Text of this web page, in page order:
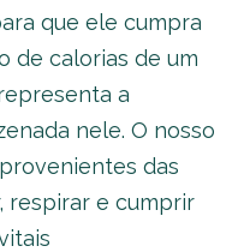
que ele cumpra
de calorias de um
a
nele. O nosso
das
respirar e cumprir